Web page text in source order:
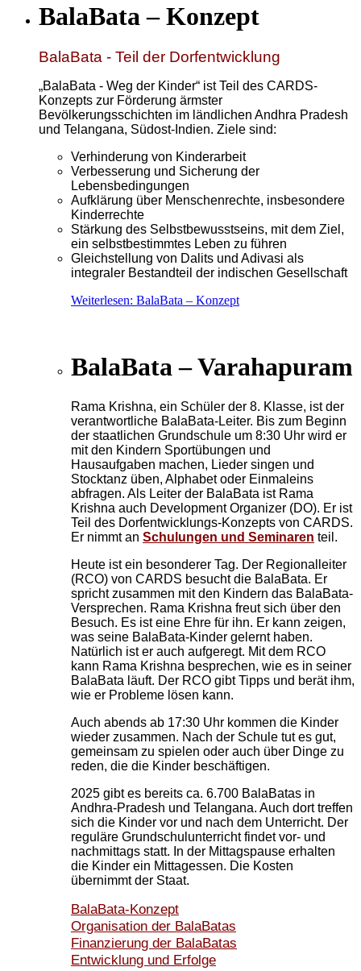
BalaBata – Konzept
BalaBata - Teil der Dorfentwicklung
„BalaBata - Weg der Kinder“ ist Teil des CARDS-
Konzepts zur Förderung ärmster
Bevölkerungsschichten im ländlichen Andhra Pradesh
und Telangana, Südost-Indien. Ziele sind:
Verhinderung von Kinderarbeit
Verbesserung und Sicherung der
Lebensbedingungen
Aufklärung über Menschenrechte, insbesondere
Kinderrechte
Stärkung des Selbstbewusstseins, mit dem Ziel,
ein selbstbestimmtes Leben zu führen
Gleichstellung von Dalits und Adivasi als
integraler Bestandteil der indischen Gesellschaft
Weiterlesen: BalaBata – Konzept
BalaBata – Varahapuram
Rama Krishna, ein Schüler der 8. Klasse, ist der
verantwortliche BalaBata-Leiter. Bis zum Beginn
der staatlichen Grundschule um 8:30 Uhr wird er
mit den Kindern Sportübungen und
Hausaufgaben machen, Lieder singen und
Stocktanz üben, Alphabet oder Einmaleins
abfragen. Als Leiter der BalaBata ist Rama
Krishna auch Development Organizer (DO). Er ist
Teil des Dorfentwicklungs-Konzepts von CARDS.
Er nimmt an Schulungen und Seminaren teil.
Heute ist ein besonderer Tag. Der Regionalleiter
(RCO) von CARDS besucht die BalaBata. Er
spricht zusammen mit den Kindern das BalaBata-
Versprechen. Rama Krishna freut sich über den
Besuch. Es ist eine Ehre für ihn. Er kann zeigen,
was seine BalaBata-Kinder gelernt haben.
Natürlich ist er auch aufgeregt. Mit dem RCO
kann Rama Krishna besprechen, wie es in seiner
BalaBata läuft. Der RCO gibt Tipps und berät ihm,
wie er Probleme lösen kann.
Auch abends ab 17:30 Uhr kommen die Kinder
wieder zusammen. Nach der Schule tut es gut,
gemeinsam zu spielen oder auch über Dinge zu
reden, die die Kinder beschäftigen.
2025 gibt es bereits ca. 6.700 BalaBatas in
Andhra-Pradesh und Telangana. Auch dort treffen
sich die Kinder vor und nach dem Unterricht. Der
reguläre Grundschulunterricht findet vor- und
nachmittags statt. In der Mittagspause erhalten
die Kinder ein Mittagessen. Die Kosten
übernimmt der Staat.
BalaBata-Konzept
Organisation der BalaBatas
Finanzierung der BalaBatas
Entwicklung und Erfolge